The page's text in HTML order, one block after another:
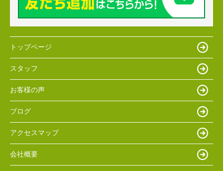
トップページ
スタッフ
お客様の声
ブログ
アクセスマップ
会社概要